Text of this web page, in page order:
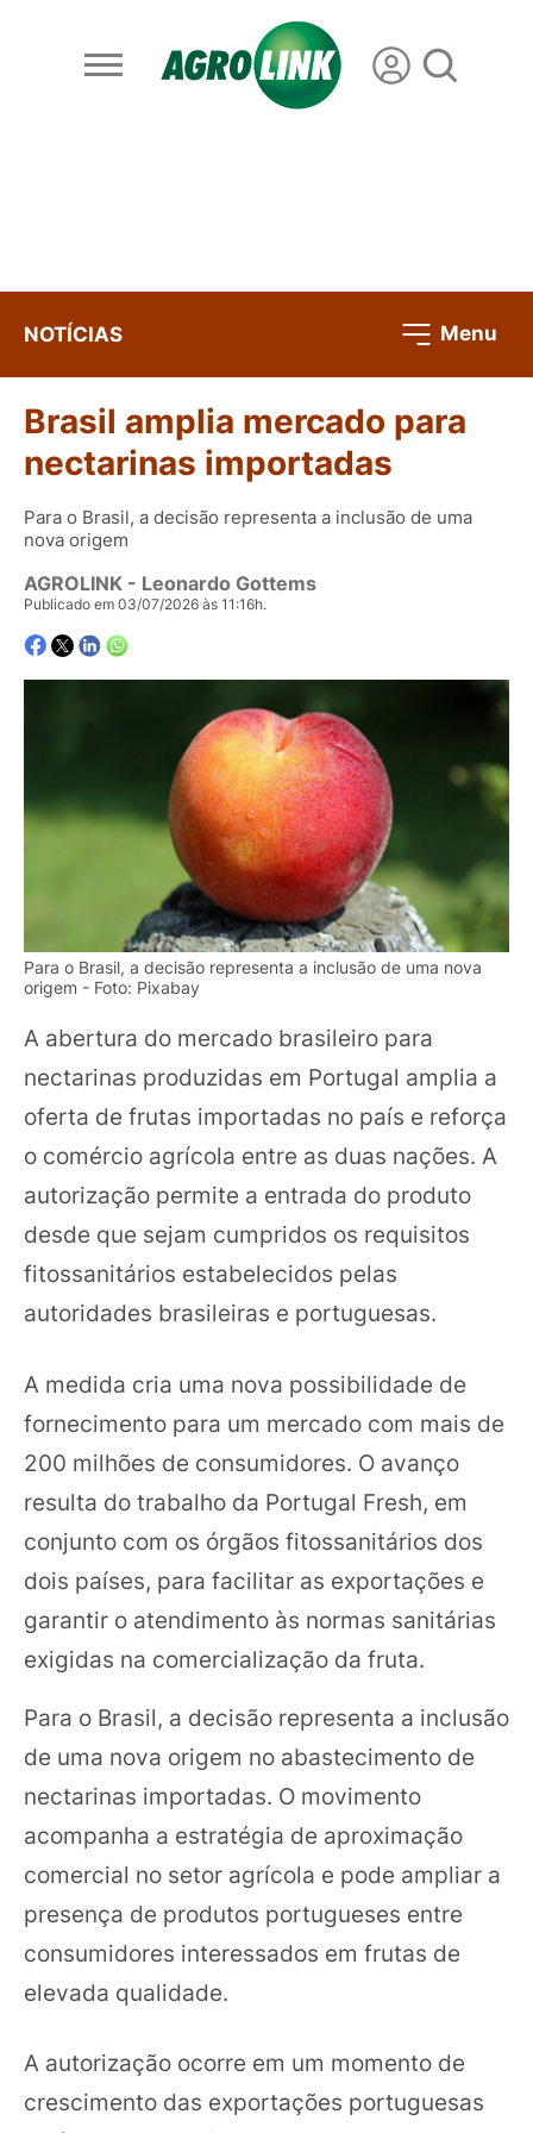
NOTÍCIAS Menu
Brasil amplia mercado para
nectarinas importadas
Para o Brasil, a decisão representa a inclusão de uma
nova origem
AGROLINK - Leonardo Gottems
Publicado em 03/07/2026 às 11:16h.
Para o Brasil, a decisão representa a inclusão de uma nova
origem - Foto: Pixabay
A abertura do mercado brasileiro para
nectarinas produzidas em Portugal amplia a
oferta de frutas importadas no país e reforça
o comércio agrícola entre as duas nações. A
autorização permite a entrada do produto
desde que sejam cumpridos os requisitos
fitossanitários estabelecidos pelas
autoridades brasileiras e portuguesas.
A medida cria uma nova possibilidade de
fornecimento para um mercado com mais de
200 milhões de consumidores. O avanço
resulta do trabalho da Portugal Fresh, em
conjunto com os órgãos fitossanitários dos
dois países, para facilitar as exportações e
garantir o atendimento às normas sanitárias
exigidas na comercialização da fruta.
Para o Brasil, a decisão representa a inclusão
de uma nova origem no abastecimento de
nectarinas importadas. O movimento
acompanha a estratégia de aproximação
comercial no setor agrícola e pode ampliar a
presença de produtos portugueses entre
consumidores interessados em frutas de
elevada qualidade.
A autorização ocorre em um momento de
crescimento das exportações portuguesas